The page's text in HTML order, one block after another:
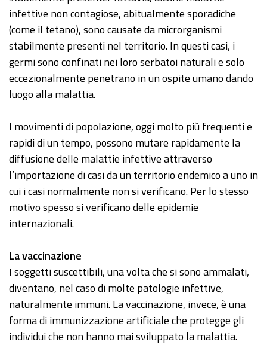
infettive non contagiose, abitualmente sporadiche
(come il tetano), sono causate da microrganismi
stabilmente presenti nel territorio. In questi casi, i
germi sono confinati nei loro serbatoi naturali e solo
eccezionalmente penetrano in un ospite umano dando
luogo alla malattia.
I movimenti di popolazione, oggi molto più frequenti e
rapidi di un tempo, possono mutare rapidamente la
diffusione delle malattie infettive attraverso
l‘importazione di casi da un territorio endemico a uno in
cui i casi normalmente non si verificano. Per lo stesso
motivo spesso si verificano delle epidemie
internazionali.
La vaccinazione
I soggetti suscettibili, una volta che si sono ammalati,
diventano, nel caso di molte patologie infettive,
naturalmente immuni. La vaccinazione, invece, è una
forma di immunizzazione artificiale che protegge gli
individui che non hanno mai sviluppato la malattia.